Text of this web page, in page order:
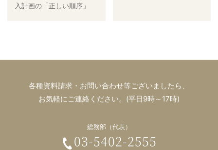
入計画の「正しい順序」
各種資料請求・お問い合わせ等ございましたら、
お気軽にご連絡ください。(平日9時～17時)
総務部（代表）
03-5402-2555